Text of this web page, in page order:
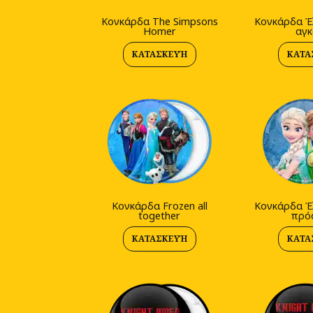
Κονκάρδα The Simpsons
Homer‎
ΚΑΤΑΣΚΕΥΉ
Κονκάρδα
Κονκάρδα Frozen all
together
ΚΑΤΑΣΚΕΥΉ
Κονκάρδα